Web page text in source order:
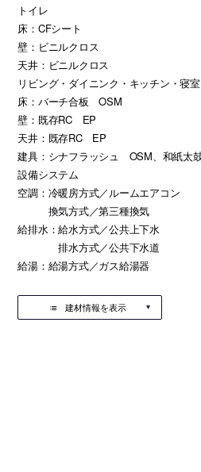
トイレ
床：CFシート
壁：ビニルクロス
天井：ビニルクロス
リビング・ダイニンク・キッチン・寝室
床：バーチ合板 OSM
壁：既存RC EP
天井：既存RC EP
建具：シナフラッシュ OSM、和紙太
設備システム
空調：冷暖房方式／ルームエアコン
換気方式／第三種換気
給排水：給水方式／公共上下水
排水方式／公共下水道
給湯：給湯方式／ガス給湯器
建材情報を表示